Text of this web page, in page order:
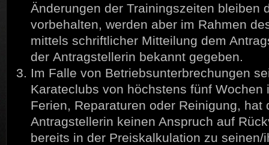
Änderungen der Trainingszeiten bleiben
vorbehalten, werden aber im Rahmen
mittels schriftlicher Mitteilung dem
der Antragstellerin bekannt gegeben.
Im Falle von Betriebsunterbrechungen
Karateclubs von höchstens fünf Wochen
Ferien, Reparaturen oder Reinigung, hat
Antragstellerin keinen Anspruch auf
bereits in der Preiskalkulation zu seinen/